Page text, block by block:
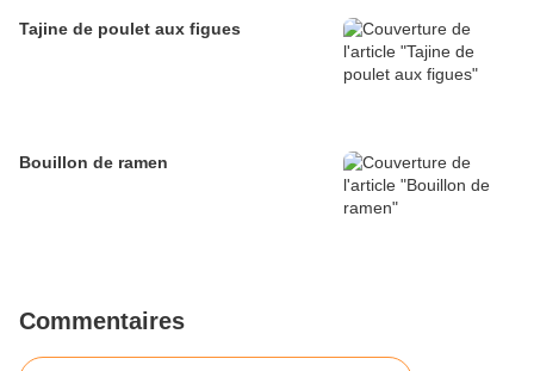
Tajine de poulet aux figues
Bouillon de ramen
Commentaires